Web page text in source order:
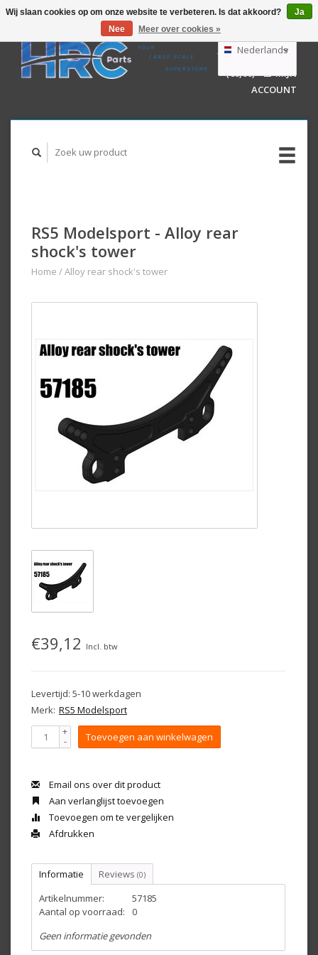
GBP
AUD
Nederlands
Deutsch
English
WINKELWAGEN
(€0,00)
MIJN
ACCOUNT
RS5 Modelsport - Alloy rear
shock's tower
Home /Alloy rear shock's tower
€39,12 Incl. btw
Levertijd: 5-10 werkdagen
Merk: RS5 Modelsport
+
- Toevoegen aan winkelwagen
Email ons over dit product
Aan verlanglijst toevoegen
Toevoegen om te vergelijken
Afdrukken
Informatie Reviews (0)
Artikelnummer:
57185
Aantal op voorraad:
0
Geen informatie gevonden
Wij slaan cookies op om onze website te verbeteren. Is dat akkoord?
Ja
Nee
Meer over cookies »